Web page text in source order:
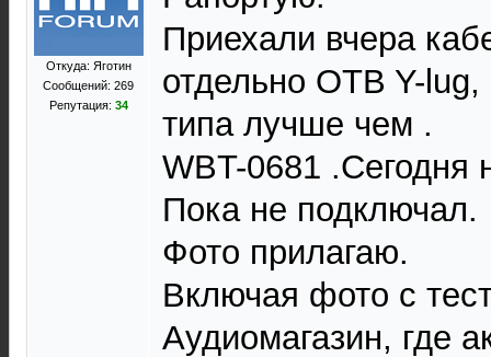
Откуда: Яготин
Сообщений: 269
Репутация: 34
Приехали вчера
отдельно OTB Y-
типа лучше чем .
WBT-0681 .Сегодня
Пока не подключал.
Фото прилагаю.
Включая фото с
Аудиомагазин, где